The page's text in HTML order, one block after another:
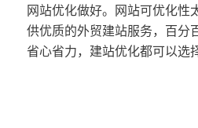
网站优化做好。网站可优化性
供优质的外贸建站服务，百分
省心省力，建站优化都可以选